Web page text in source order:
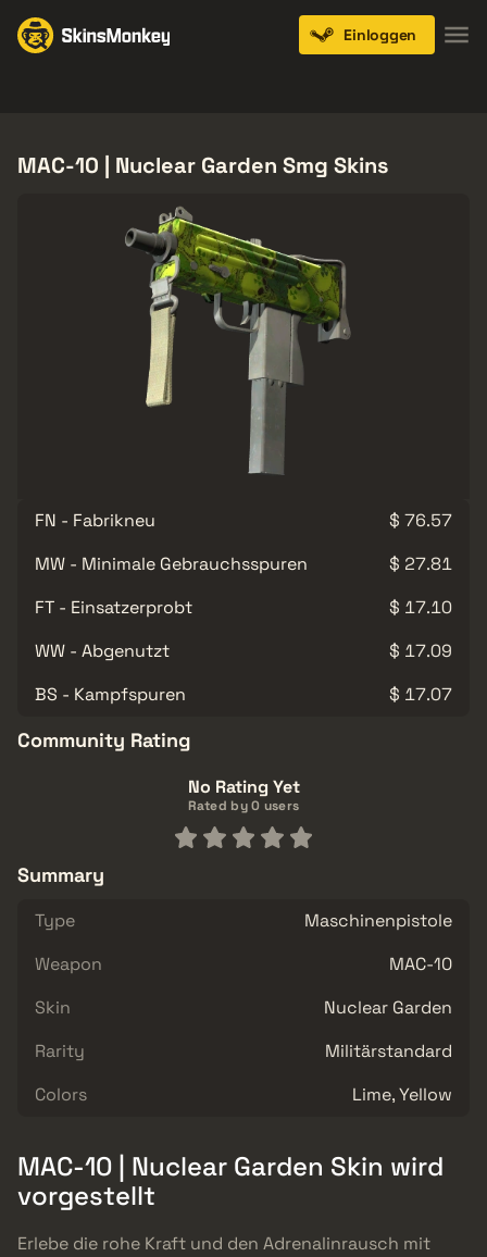
Einloggen
MAC-10 | Nuclear Garden Smg Skins
FN - Fabrikneu
$ 76.57
MW - Minimale Gebrauchsspuren
$ 27.81
FT - Einsatzerprobt
$ 17.10
WW - Abgenutzt
$ 17.09
BS - Kampfspuren
$ 17.07
Community Rating
No Rating Yet
Rated by 0 users
Summary
Type
Maschinenpistole
Weapon
MAC-10
Skin
Nuclear Garden
Rarity
Militärstandard
Colors
Lime, Yellow
MAC-10 | Nuclear Garden Skin wird
vorgestellt
Erlebe die rohe Kraft und den Adrenalinrausch mit